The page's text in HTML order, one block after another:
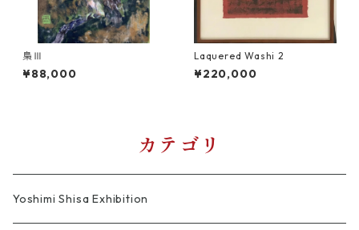
梟Ⅲ
¥88,000
Laquered Washi 2
¥220,000
カテゴリ
Yoshimi Shisa Exhibition